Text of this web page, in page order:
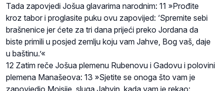
Tada zapovjedi Jošua glavarima narodnim: 11 »Prođite
kroz tabor i proglasite puku ovu zapovijed: ‘Spremite sebi
brašnenice jer ćete za tri dana prijeći preko Jordana da
biste primili u posjed zemlju koju vam Jahve, Bog vaš, daje
u baštinu.’«
12 Zatim reče Jošua plemenu Rubenovu i Gadovu i polovini
plemena Manašeova: 13 »Sjetite se onoga što vam je
zapovjedio Mojsije, sluga Jahvin, kada vam je rekao: